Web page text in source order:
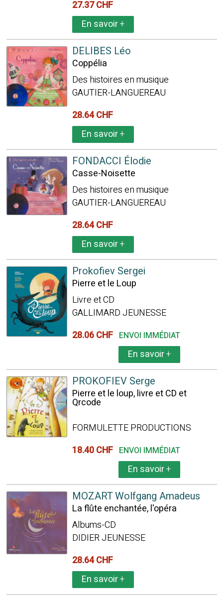
27.37 CHF
En savoir+
DELIBES Léo
Coppélia
Des histoires en musique
GAUTIER-LANGUEREAU
28.64 CHF
En savoir+
FONDACCI Élodie
Casse-Noisette
Des histoires en musique
GAUTIER-LANGUEREAU
28.64 CHF
En savoir+
Prokofiev Sergei
Pierre et le Loup
Livre et CD
GALLIMARD JEUNESSE
28.06 CHF ENVOI IMMÉDIAT
En savoir+
PROKOFIEV Serge
Pierre et le loup, livre et CD et
Qrcode
FORMULETTE PRODUCTIONS
18.40 CHF ENVOI IMMÉDIAT
En savoir+
MOZART Wolfgang Amadeus
La flûte enchantée, l'opéra
Albums-CD
DIDIER JEUNESSE
28.64 CHF
En savoir+